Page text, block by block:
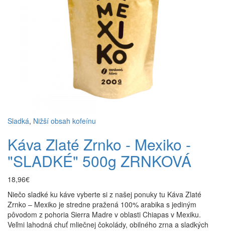
Sladká, Nižší obsah kofeínu
Káva Zlaté Zrnko - Mexiko -
"SLADKÉ" 500g ZRNKOVÁ
18,96€
Niečo sladké ku káve vyberte si z našej ponuky tu Káva Zlaté
Zrnko – Mexiko je stredne pražená 100% arabika s jediným
pôvodom z pohoria Sierra Madre v oblasti Chiapas v Mexiku.
Veľmi lahodná chuť mliečnej čokolády, obilného zrna a sladkých